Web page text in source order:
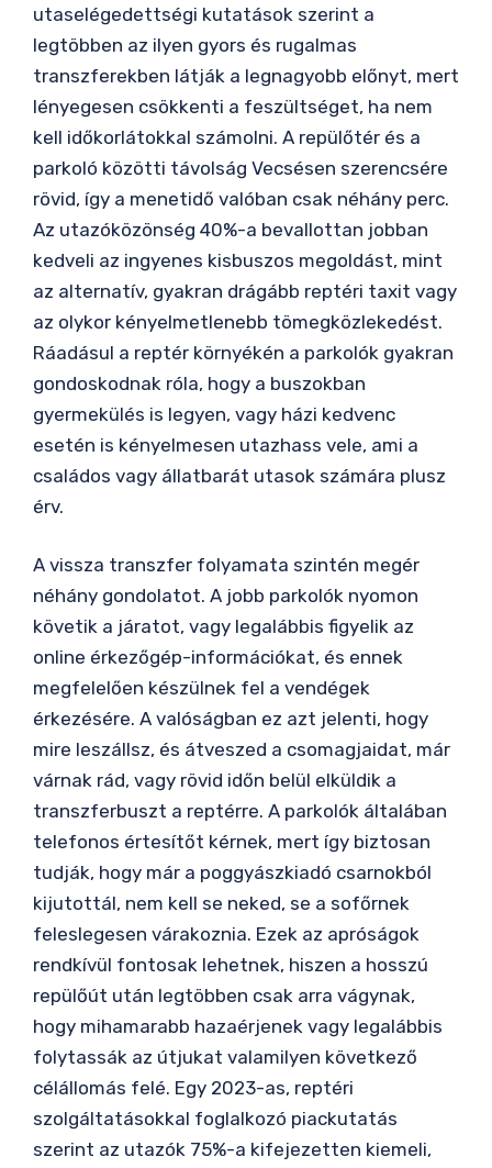
utaselégedettségi kutatások szerint a
legtöbben az ilyen gyors és rugalmas
transzferekben látják a legnagyobb előnyt, mert
lényegesen csökkenti a feszültséget, ha nem
kell időkorlátokkal számolni. A repülőtér és a
parkoló közötti távolság Vecsésen szerencsére
rövid, így a menetidő valóban csak néhány perc.
Az utazóközönség 40%-a bevallottan jobban
kedveli az ingyenes kisbuszos megoldást, mint
az alternatív, gyakran drágább reptéri taxit vagy
az olykor kényelmetlenebb tömegközlekedést.
Ráadásul a reptér környékén a parkolók gyakran
gondoskodnak róla, hogy a buszokban
gyermekülés is legyen, vagy házi kedvenc
esetén is kényelmesen utazhass vele, ami a
családos vagy állatbarát utasok számára plusz
érv.
A vissza transzfer folyamata szintén megér
néhány gondolatot. A jobb parkolók nyomon
követik a járatot, vagy legalábbis figyelik az
online érkezőgép-információkat, és ennek
megfelelően készülnek fel a vendégek
érkezésére. A valóságban ez azt jelenti, hogy
mire leszállsz, és átveszed a csomagjaidat, már
várnak rád, vagy rövid időn belül elküldik a
transzferbuszt a reptérre. A parkolók általában
telefonos értesítőt kérnek, mert így biztosan
tudják, hogy már a poggyászkiadó csarnokból
kijutottál, nem kell se neked, se a sofőrnek
feleslegesen várakoznia. Ezek az apróságok
rendkívül fontosak lehetnek, hiszen a hosszú
repülőút után legtöbben csak arra vágynak,
hogy mihamarabb hazaérjenek vagy legalábbis
folytassák az útjukat valamilyen következő
célállomás felé. Egy 2023-as, reptéri
szolgáltatásokkal foglalkozó piackutatás
szerint az utazók 75%-a kifejezetten kiemeli,